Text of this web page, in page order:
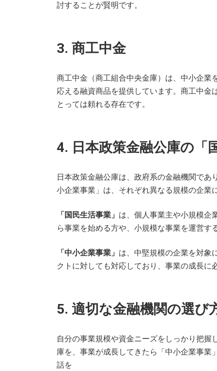
討することが賢明です。
3. 商工中金
商工中金（商工組合中央金庫）は、中小企業
応える融資商品を提供しています。商工中
とっては頼れる存在です。
4. 日本政策金融公庫の「
日本政策金融公庫は、政府系の金融機関で
小企業事業」は、それぞれ異なる規模の企業
「国民生活事業」 は、個人事業主や小規模企
ら事業を始める方や、小規模な事業を運営
「中小企業事業」 は、中堅規模の企業を対象
クトに対しても対応しており、事業の成長に
5. 適切な金融機関の選び
自分の事業規模や資金ニーズをしっかり把
庫を、事業が成長してきたら「中小企業事
話を